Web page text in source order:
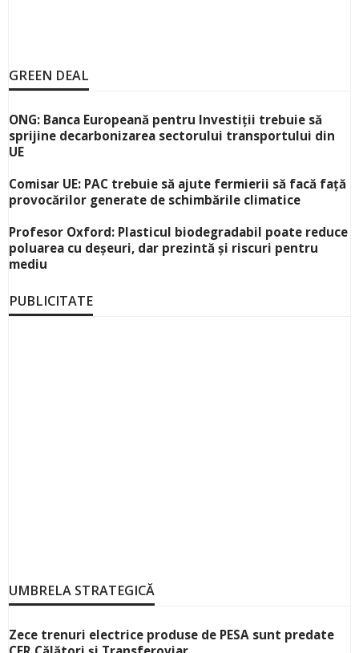
GREEN DEAL
ONG: Banca Europeană pentru Investiții trebuie să
sprijine decarbonizarea sectorului transportului din
UE
Comisar UE: PAC trebuie să ajute fermierii să facă față
provocărilor generate de schimbările climatice
Profesor Oxford: Plasticul biodegradabil poate reduce
poluarea cu deșeuri, dar prezintă și riscuri pentru
mediu
PUBLICITATE
UMBRELA STRATEGICĂ
Zece trenuri electrice produse de PESA sunt predate